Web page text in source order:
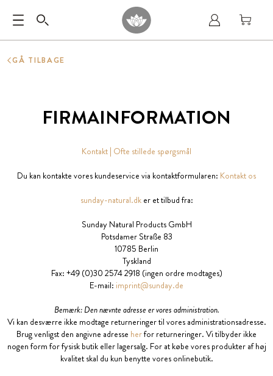
GÅ TILBAGE
FIRMAINFORMATION
Kontakt | Ofte stillede spørgsmål
Du kan kontakte vores kundeservice via kontaktformularen: Kontakt os
sunday-natural.dker et tilbud fra:
Sunday Natural Products GmbH
Potsdamer Straße 83
10785 Berlin
Tyskland
Fax: +49 (0)30 2574 2918 (ingen ordre modtages)
E-mail: imprint@sunday.de
Bemærk: Den nævnte adresse er vores administration.
Vi kan desværre ikke modtage returneringer til vores administrationsadresse.
Brug venligst den angivne adresse herfor returneringer. Vi tilbyder ikke
nogen form for fysisk butik eller lagersalg. For at købe vores produkter af høj
kvalitet skal du kun benytte vores onlinebutik.